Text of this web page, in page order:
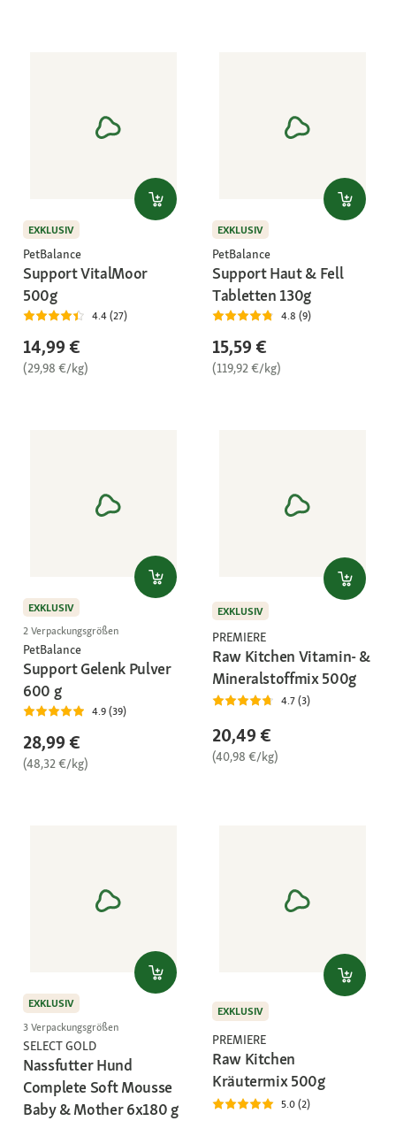
EXKLUSIV
PetBalance
Support VitalMoor
500g
4.4 (27)
14,99 €
(29,98 €/kg)
EXKLUSIV
PetBalance
Support Haut & Fell
Tabletten 130g
4.8 (9)
15,59 €
(119,92 €/kg)
EXKLUSIV
2 Verpackungsgrößen
PetBalance
Support Gelenk Pulver
600 g
4.9 (39)
28,99 €
(48,32 €/kg)
EXKLUSIV
PREMIERE
Raw Kitchen Vitamin- &
Mineralstoffmix 500g
4.7 (3)
20,49 €
(40,98 €/kg)
EXKLUSIV
3 Verpackungsgrößen
SELECT GOLD
Nassfutter Hund
Complete Soft Mousse
Baby & Mother 6x180 g
EXKLUSIV
PREMIERE
Raw Kitchen
Kräutermix 500g
5.0 (2)